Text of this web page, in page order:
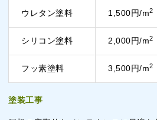
ウレタン塗料 1,500円/m2
シリコン塗料 2,000円/m2
フッ素塗料 3,500円/m2
塗装工事